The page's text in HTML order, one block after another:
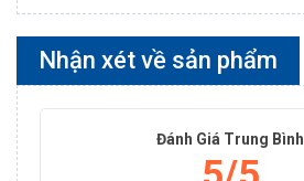
Nhận xét về sản phẩm
Đánh Giá Trung Bình